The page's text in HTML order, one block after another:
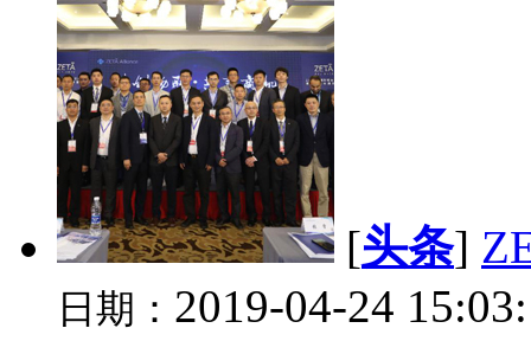
[头条]
日期： 2019-04-24